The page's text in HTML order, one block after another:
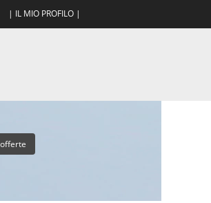
| IL MIO PROFILO |